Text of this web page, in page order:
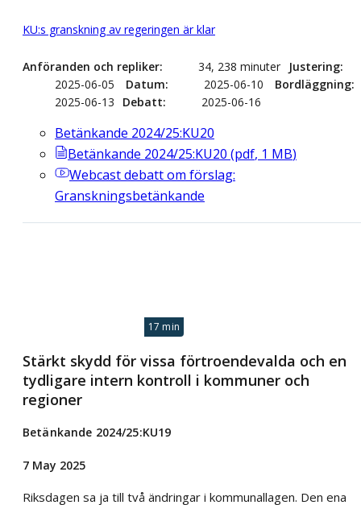
KU:s granskning av regeringen är klar
Anföranden och repliker 34, 238 minuter
Justering
2025-06-05
Datum 2025-06-10
Bordläggning
2025-06-13
Debatt 2025-06-16
Betänkande 2024/25:KU20
Betänkande 2024/25:KU20 (pdf, 1 MB)
Webcastdebatt om förslag:
Granskningsbetänkande
17 min
Stärkt skydd för vissa förtroendevalda och en
tydligare intern kontroll i kommuner och
regioner
Betänkande 2024/25:KU19
7 May 2025
Riksdagen sa ja till två ändringar i kommunallagen. Den ena